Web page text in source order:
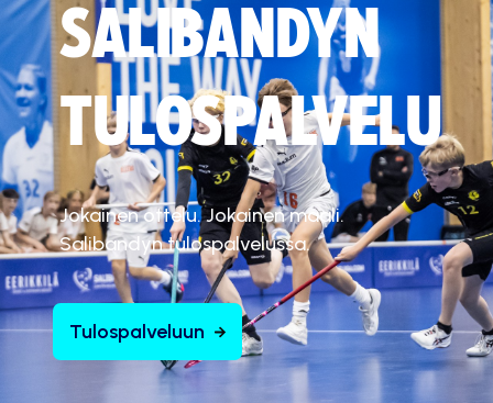
SALIBANDYN
TULOSPALVELU
Jokainen ottelu. Jokainen maali.
Salibandyn tulospalvelussa.
Tulospalveluun